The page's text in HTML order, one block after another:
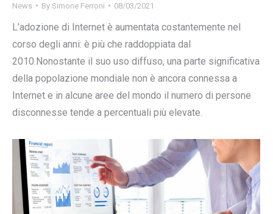
News By Simone Ferroni 08/03/2021
L’adozione di Internet è aumentata costantemente nel
corso degli anni: è più che raddoppiata dal
2010.Nonostante il suo uso diffuso, una parte significativa
della popolazione mondiale non è ancora connessa a
Internet e in alcune aree del mondo il numero di persone
disconnesse tende a percentuali più elevate.